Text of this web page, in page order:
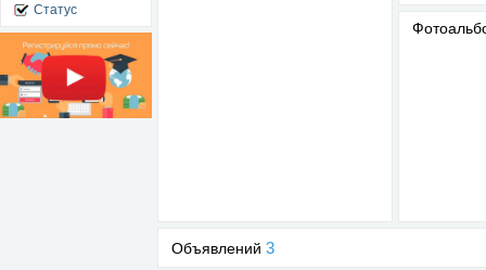
Статус
Объявлений 3